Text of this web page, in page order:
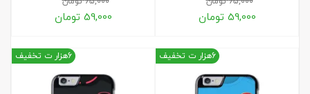
59,000 تومان 59,000 تومان
6هزار ت تخفیف 6هزار ت تخفیف